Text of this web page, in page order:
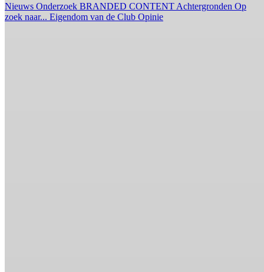
Nieuws Onderzoek BRANDED CONTENT Achtergronden Op
zoek naar... Eigendom van de Club Opinie